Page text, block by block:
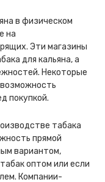
в физическом
на
Эти магазины
для кальяна, а
Некоторые
покупкой.
табака
прямой
вариантом,
оптом или если
Компании-